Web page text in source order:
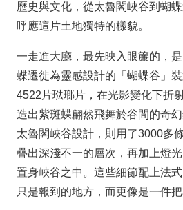
歷史與文化，從太魯閣峽谷到蝴
呼應這片土地獨特的樣貌。
一走進大廳，最先映入眼簾的，
蝶遷徙為靈感設計的「蝴蝶谷」
4522片琺瑯片，在光影變化下折
造出紫斑蝶翩然飛舞於谷間的奇
太魯閣峽谷設計，則用了3000多
疊出深淺不一的層次，再加上燈
置身峽谷之中。這些細節配上法
只是報到的地方，而更像是一件